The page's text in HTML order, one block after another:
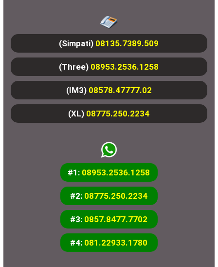
(Simpati) 08135.7389.509
(Three) 08953.2536.1258
(IM3) 08578.47777.02
(XL) 08775.250.2234
#1: 08953.2536.1258
#2: 08775.250.2234
#3: 0857.8477.7702
#4: 081.22933.1780